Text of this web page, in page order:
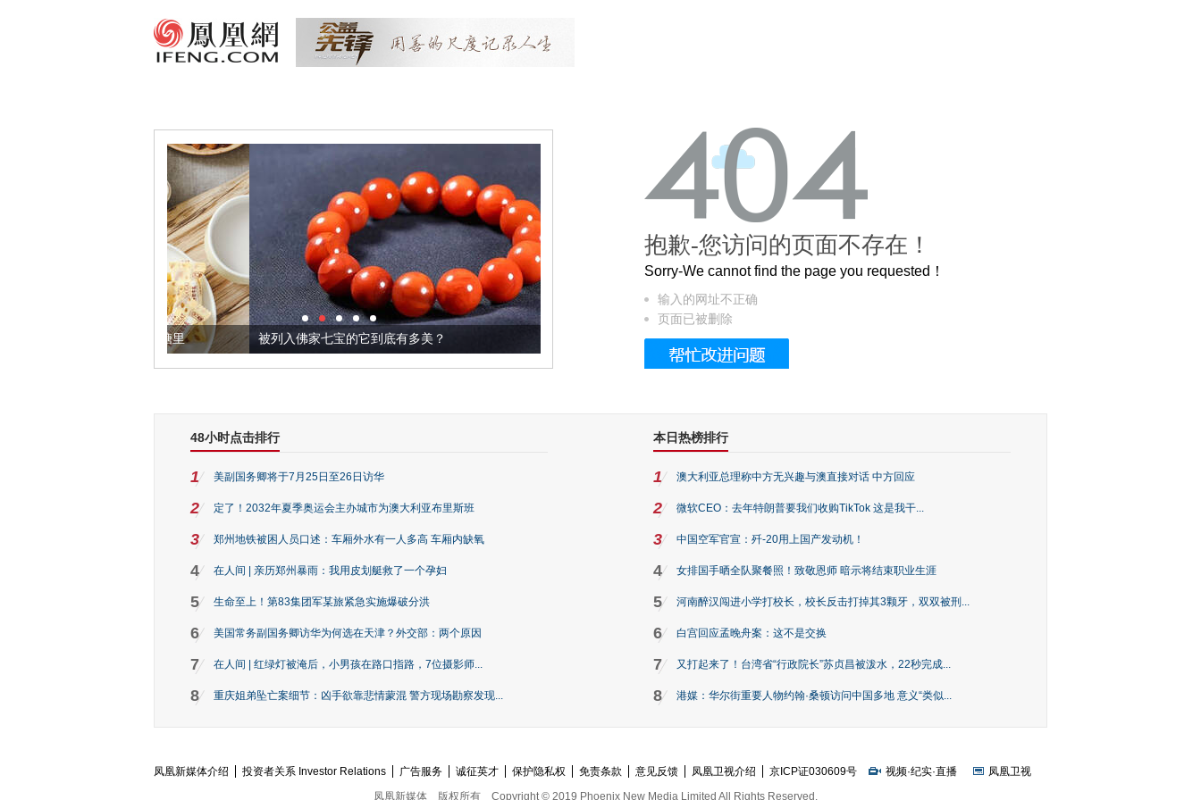
被列入佛家七宝的它到底有多美？ 这个3.2米的长卷，还原了600岁的紫禁城
抱歉-您访问的页面不存在！
Sorry-We cannot find the page you requested！
输入的网址不正确
页面已被删除
48小时点击排行
1 美副国务卿将于7月25日至26日访华
2 定了！2032年夏季奥运会主办城市为澳大利亚布里斯班
3 郑州地铁被困人员口述：车厢外水有一人多高 车厢内缺氧
4 在人间 | 亲历郑州暴雨：我用皮划艇救了一个孕妇
5 生命至上！第83集团军某旅紧急实施爆破分洪
6 美国常务副国务卿访华为何选在天津？外交部：两个原因
7 在人间 | 红绿灯被淹后，小男孩在路口指路，7位摄影师...
8 重庆姐弟坠亡案细节：凶手欲靠悲情蒙混 警方现场勘察发现...
本日热榜排行
1 澳大利亚总理称中方无兴趣与澳直接对话 中方回应
2 微软CEO：去年特朗普要我们收购TikTok 这是我干...
3 中国空军官宣：歼-20用上国产发动机！
4 女排国手晒全队聚餐照！致敬恩师 暗示将结束职业生涯
5 河南醉汉闯进小学打校长，校长反击打掉其3颗牙，双双被刑...
6 白宫回应孟晚舟案：这不是交换
7 又打起来了！台湾省“行政院长”苏贞昌被泼水，22秒完成...
8 港媒：华尔街重要人物约翰·桑顿访问中国多地 意义“类似...
凤凰新媒体介绍 投资者关系 Investor Relations 广告服务 诚征英才 保护隐私权 免责条款 意见反馈 凤凰卫视介绍 京ICP证030609号 视频·纪实·直播
凤凰卫视
凤凰新媒体
版权所有 Copyright © 2019 Phoenix New Media Limited All Rights Reserved.